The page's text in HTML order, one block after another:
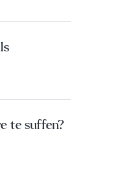
te suffen?